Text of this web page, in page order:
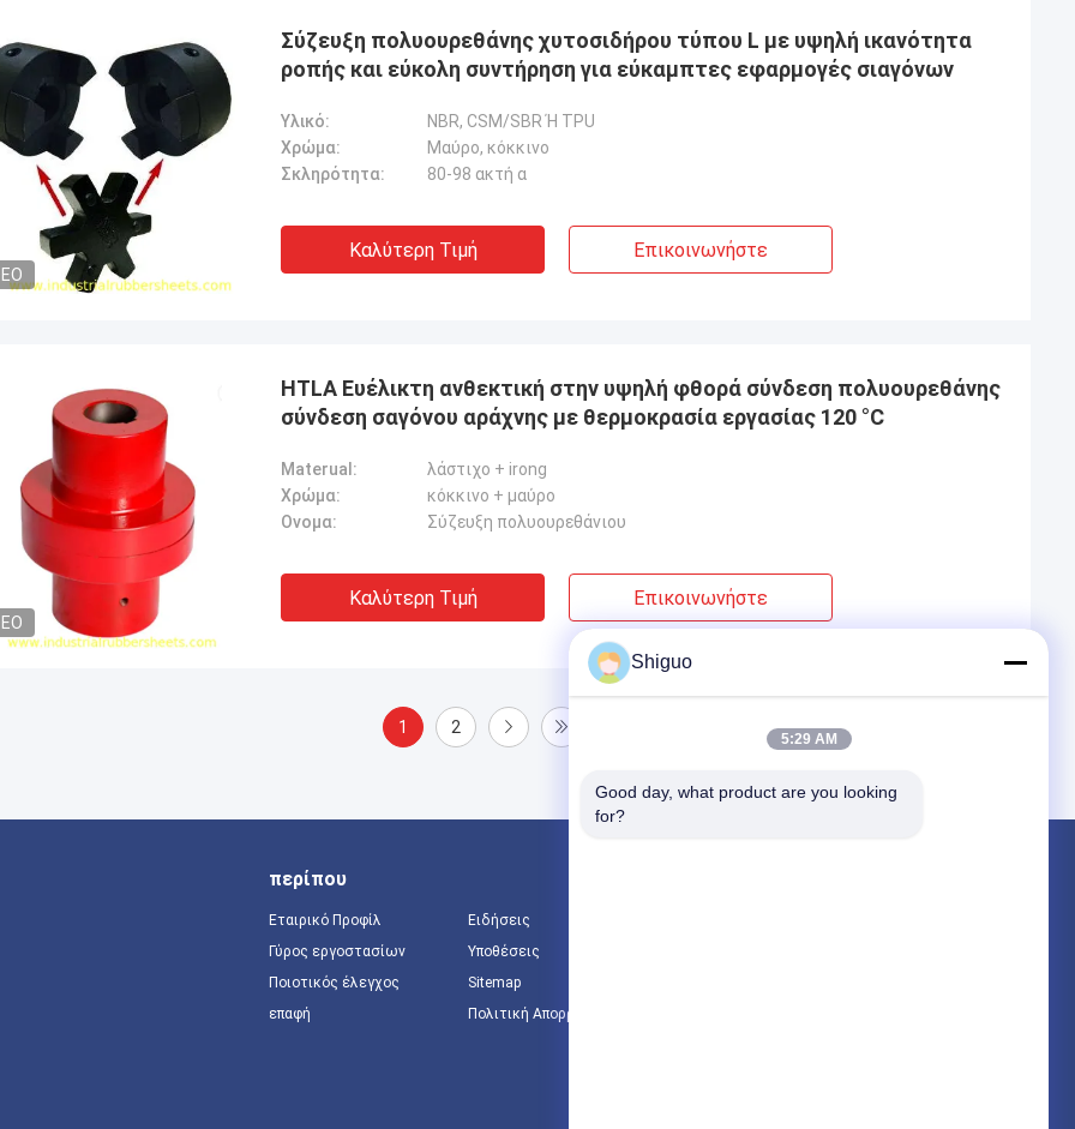
Σύζευξη πολυουρεθάνης χυτοσιδήρου τύπου L με υψηλή ικανότητα
ροπής και εύκολη συντήρηση για εύκαμπτες εφαρμογές σιαγόνων
Υλικό:
NBR, CSM/SBR Ή TPU
Χρώμα:
Μαύρο, κόκκινο
Σκληρότητα:
80-98 ακτή α
Καλύτερη Τιμή Επικοινωνήστε
HTLA Ευέλικτη ανθεκτική στην υψηλή φθορά σύνδεση πολυουρεθάνης
σύνδεση σαγόνου αράχνης με θερμοκρασία εργασίας 120 °C
Materual:
λάστιχο + irong
Χρώμα:
κόκκινο + μαύρο
Ονομα:
Σύζευξη πολυουρεθάνιου
Καλύτερη Τιμή Επικοινωνήστε
1 2
περίπου
Εταιρικό Προφίλ
Γύρος εργοστασίων
Ποιοτικός έλεγχος
επαφή
Ειδήσεις
Υποθέσεις
Sitemap
Πολιτική Απορρήτου
Shiguo
5:29 AM
Good day, what product are you looking
for?